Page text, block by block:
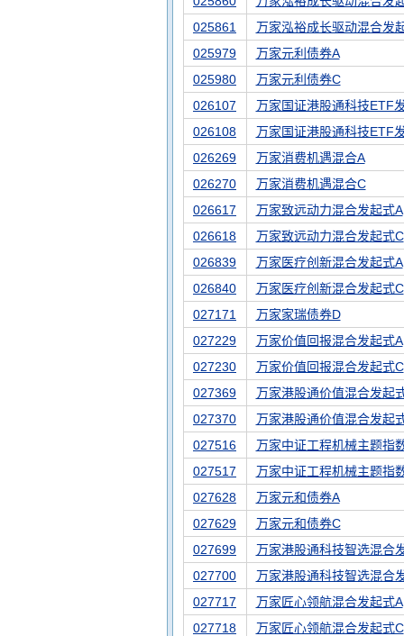
025861
万家泓裕成长驱动混合发
025979
万家元利债券A
025980
万家元利债券C
026107
万家国证港股通科技ETF
026108
万家国证港股通科技ETF
026269
万家消费机遇混合A
026270
万家消费机遇混合C
026617
万家致远动力混合发起式A
026618
万家致远动力混合发起式C
026839
万家医疗创新混合发起式A
026840
万家医疗创新混合发起式C
027171
万家家瑞债券D
027229
万家价值回报混合发起式A
027230
万家价值回报混合发起式C
027369
万家港股通价值混合发起
027370
万家港股通价值混合发起
027516
万家中证工程机械主题指
027517
万家中证工程机械主题指
027628
万家元和债券A
027629
万家元和债券C
027699
万家港股通科技智选混合
027700
万家港股通科技智选混合
027717
万家匠心领航混合发起式A
027718
万家匠心领航混合发起式C